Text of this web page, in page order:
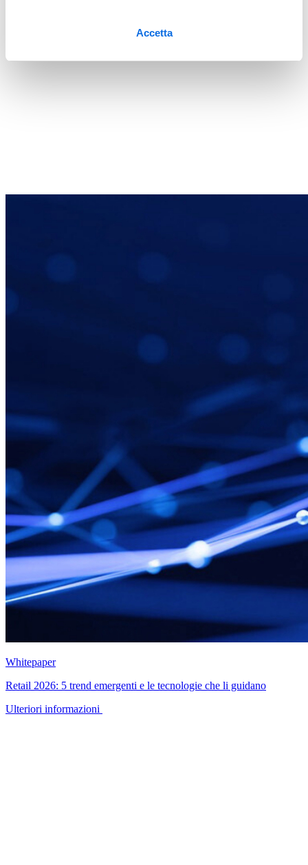
Accetta
Whitepaper
Retail 2026: 5 trend emergenti e le tecnologie che li guidano
Ulteriori informazioni